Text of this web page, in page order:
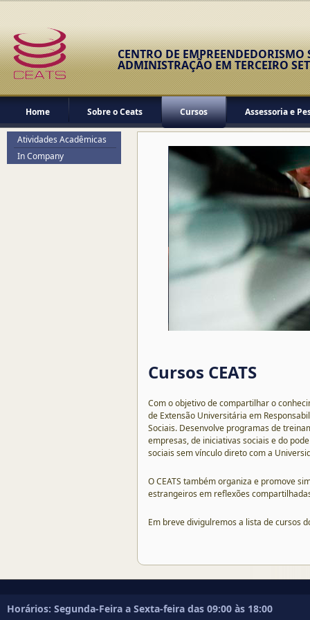
CENTRO DE EMPREENDEDORISMO
ADMINISTRAÇÃO EM TERCEIRO
Home Sobre o Ceats Cursos Assessoria e
Atividades Acadêmicas
In Company
Cursos CEATS
Com o objetivo de compartilhar o
de Extensão Universitária em
Sociais. Desenvolve programas de
empresas, de iniciativas sociais e do
sociais sem vínculo direto com a
O CEATS também organiza e promove
estrangeiros em reflexões
Em breve divigulremos a lista de cursos
Horários: Segunda-Feira a Sexta-feira das 09:00 às 18:00